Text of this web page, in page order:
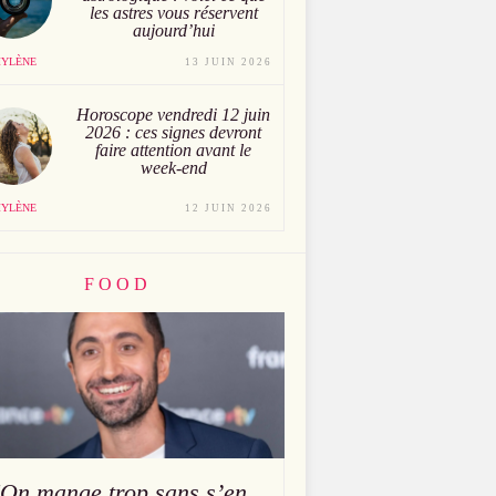
les astres vous réservent
aujourd’hui
13 JUIN 2026
Horoscope vendredi 12 juin
2026 : ces signes devront
faire attention avant le
week-end
12 JUIN 2026
FOOD